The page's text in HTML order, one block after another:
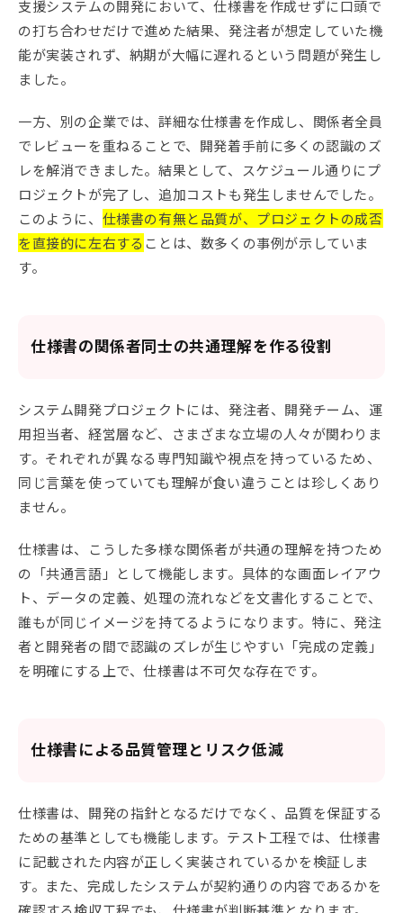
支援システムの開発において、仕様書を作成せずに口頭で
の打ち合わせだけで進めた結果、発注者が想定していた機
能が実装されず、納期が大幅に遅れるという問題が発生し
ました。
一方、別の企業では、詳細な仕様書を作成し、関係者全員
でレビューを重ねることで、開発着手前に多くの認識のズ
レを解消できました。結果として、スケジュール通りにプ
ロジェクトが完了し、追加コストも発生しませんでした。
このように、 仕様書の有無と品質が、プロジェクトの成否
を直接的に左右する ことは、数多くの事例が示していま
す。
仕様書の関係者同士の共通理解を作る役割
システム開発プロジェクトには、発注者、開発チーム、運
用担当者、経営層など、さまざまな立場の人々が関わりま
す。それぞれが異なる専門知識や視点を持っているため、
同じ言葉を使っていても理解が食い違うことは珍しくあり
ません。
仕様書は、こうした多様な関係者が共通の理解を持つため
の「共通言語」として機能します。具体的な画面レイアウ
ト、データの定義、処理の流れなどを文書化することで、
誰もが同じイメージを持てるようになります。特に、発注
者と開発者の間で認識のズレが生じやすい「完成の定義」
を明確にする上で、仕様書は不可欠な存在です。
仕様書による品質管理とリスク低減
仕様書は、開発の指針となるだけでなく、品質を保証する
ための基準としても機能します。テスト工程では、仕様書
に記載された内容が正しく実装されているかを検証しま
す。また、完成したシステムが契約通りの内容であるかを